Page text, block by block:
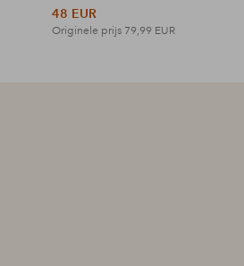
48 EUR
Originele prijs 79,99 EUR